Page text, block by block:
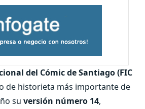
del Cómic de Santiago (FIC
de historieta más importante de
su versión número 14,